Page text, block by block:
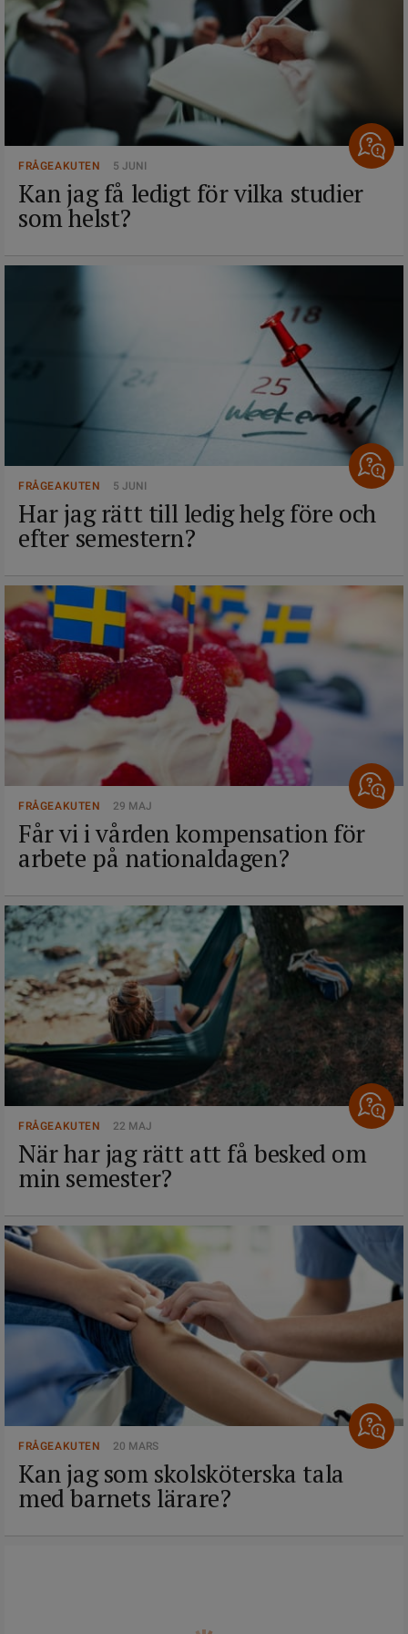
FRÅGEAKUTEN 5 JUNI
Kan jag få ledigt för vilka studier
som helst?
FRÅGEAKUTEN 5 JUNI
Har jag rätt till ledig helg före och
efter semestern?
FRÅGEAKUTEN 29 MAJ
Får vi i vården kompensation för
arbete på nationaldagen?
FRÅGEAKUTEN 22 MAJ
När har jag rätt att få besked om
min semester?
FRÅGEAKUTEN 20 MARS
Kan jag som skolsköterska tala
med barnets lärare?